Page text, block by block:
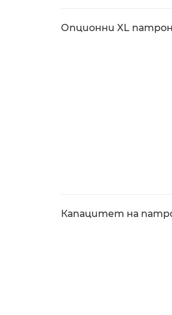
Опционни XL
Капацитет на